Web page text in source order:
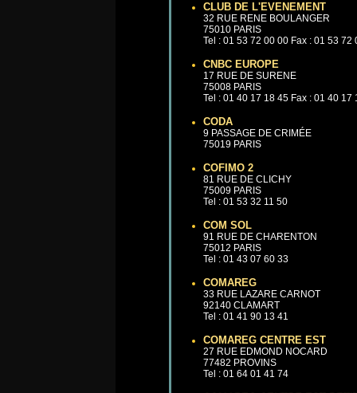
CLUB DE L'EVENEMENT
32 RUE RENE BOULANGER
75010 PARIS
Tel : 01 53 72 00 00 Fax : 01 53 72
CNBC EUROPE
17 RUE DE SURENE
75008 PARIS
Tel : 01 40 17 18 45 Fax : 01 40 17
CODA
9 PASSAGE DE CRIMÉE
75019 PARIS
COFIMO 2
81 RUE DE CLICHY
75009 PARIS
Tel : 01 53 32 11 50
COM SOL
91 RUE DE CHARENTON
75012 PARIS
Tel : 01 43 07 60 33
COMAREG
33 RUE LAZARE CARNOT
92140 CLAMART
Tel : 01 41 90 13 41
COMAREG CENTRE EST
27 RUE EDMOND NOCARD
77482 PROVINS
Tel : 01 64 01 41 74